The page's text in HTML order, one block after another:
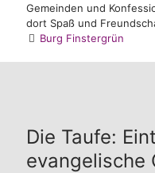
Gemeinden und
dort Spaß und
Burg Finstergrün
Die Taufe:
evangelische